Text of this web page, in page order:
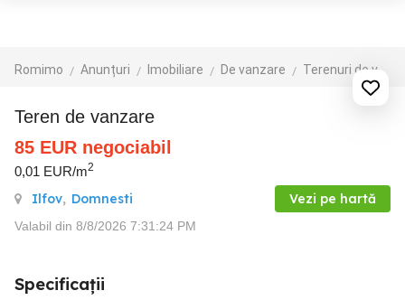
Romimo Anunțuri Imobiliare De vanzare Terenuri de vanzare
Teren de vanzare
85 EUR negociabil
0,01 EUR/m2
Ilfov, Domnesti Vezi pe hartă
Valabil din 8/8/2026 7:31:24 PM
Specificații